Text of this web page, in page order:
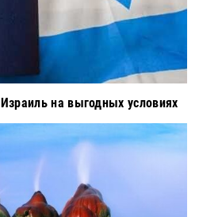
на выгодных условиях